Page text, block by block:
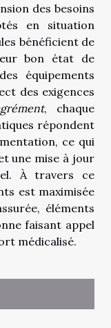
des besoins
en situation
bénéficient de
bon état de
équipements
des exigences
, chaque
répondent
ce qui
une mise à jour
À travers ce
est maximisée
éléments
faisant appel
médicalisé.